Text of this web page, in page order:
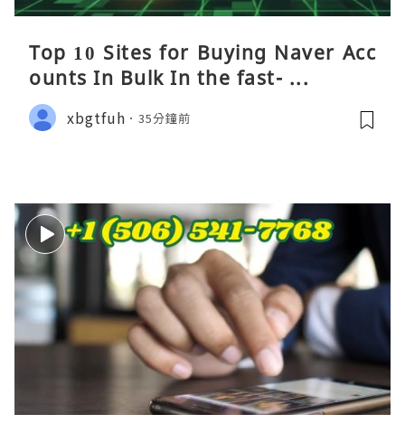
Top 10 Sites for Buying Naver Acc
ounts In Bulk In the fast- ...
xbgtfuh 35分鐘前